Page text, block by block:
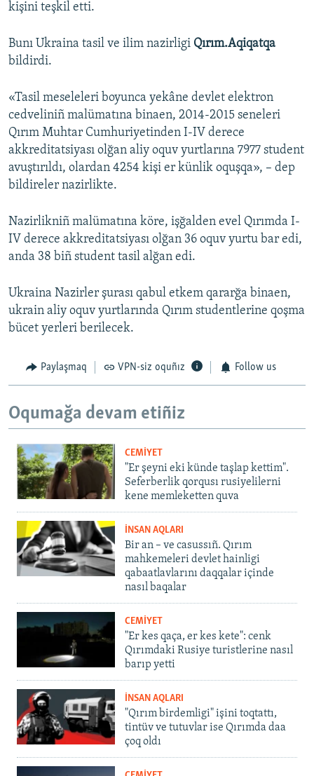
kişini teşkil etti.
Bunı Ukraina tasil ve ilim nazirligi Qırım.Aqiqatqa
bildirdi.
«Tasil meseleleri boyunca yekâne devlet elektron
cedveliniñ malümatına binaen, 2014-2015 seneleri
Qırım Muhtar Cumhuriyetinden I-IV derece
akkreditatsiyası olğan aliy oquv yurtlarına 7977 student
avuştırıldı, olardan 4254 kişi er künlik oquşqa», – dep
bildireler nazirlikte.
Nazirlikniñ malümatına köre, işğalden evel Qırımda I-
IV derece akkreditatsiyası olğan 36 oquv yurtu bar edi,
anda 38 biñ student tasil alğan edi.
Ukraina Nazirler şurası qabul etkem qararğa binaen,
ukrain aliy oquv yurtlarında Qırım studentlerine qoşma
bücet yerleri berilecek.
Paylaşmaq VPN-siz oquñız Follow us
Oqumağa devam etiñiz
CEMİYET
"Er şeyni eki künde taşlap kettim".
Seferberlik qorqusı rusiyelilerni
kene memleketten quva
İNSAN AQLARI
Bir an – ve casussıñ. Qırım
mahkemeleri devlet hainligi
qabaatlavlarını daqqalar içinde
nasıl baqalar
CEMİYET
"Er kes qaça, er kes kete": cenk
Qırımdaki Rusiye turistlerine nasıl
barıp yetti
İNSAN AQLARI
"Qırım birdemligi" işini toqtattı,
tintüv ve tutuvlar ise Qırımda daa
çoq oldı